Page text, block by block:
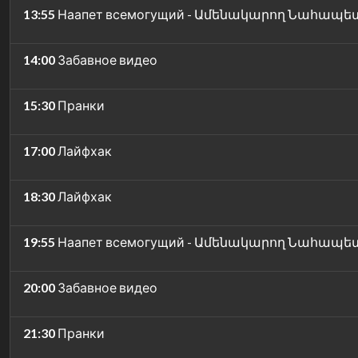
13:55 Наапет всемогущий - Ամենակարող
14:00 Забавное видео
15:30 Пранки
17:00Лайфхак
18:30Лайфхак
19:55 Наапет всемогущий - Ամենակարող
20:00 Забавное видео
21:30 Пранки